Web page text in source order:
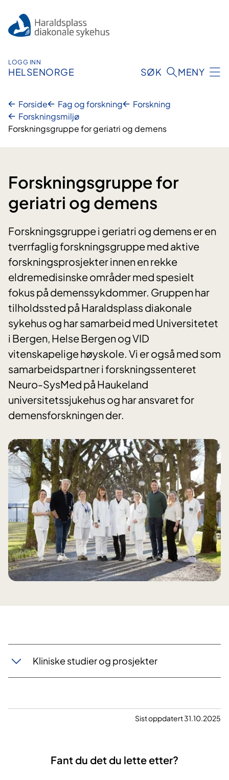
innhold
LOGG INN
HELSENORGE SØK MENY
Forside Fag og forskning
Forskning
Forskningsmiljø
Forskningsgruppe for geriatri og demens
Forskningsgruppe for
geriatri og demens
Forskningsgruppe i geriatri og demens er en
tverrfaglig forskningsgruppe med aktive
forskningsprosjekter innen en rekke
eldremedisinske områder med spesielt
fokus på demenssykdommer. Gruppen har
tilholdssted på Haraldsplass diakonale
sykehus og har samarbeid med Universitetet
i Bergen, Helse Bergen og VID
vitenskapelige høyskole. Vi er også med som
samarbeidspartner i forskningssenteret
Neuro-SysMed på Haukeland
universitetssjukehus og har ansvaret for
demensforskningen der.
Kliniske studier og prosjekter
Sist oppdatert 31.10.2025
Fant du det du lette etter?